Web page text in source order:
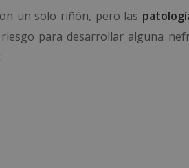
un solo riñón, pero las
para desarrollar alguna